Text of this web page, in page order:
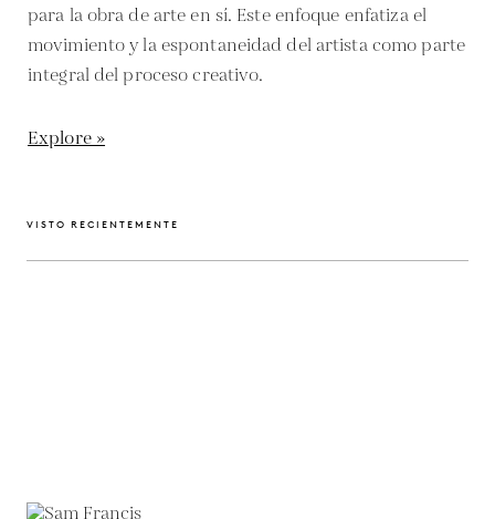
para la obra de arte en sí. Este enfoque enfatiza el
movimiento y la espontaneidad del artista como parte
integral del proceso creativo.
Explore »
VISTO RECIENTEMENTE